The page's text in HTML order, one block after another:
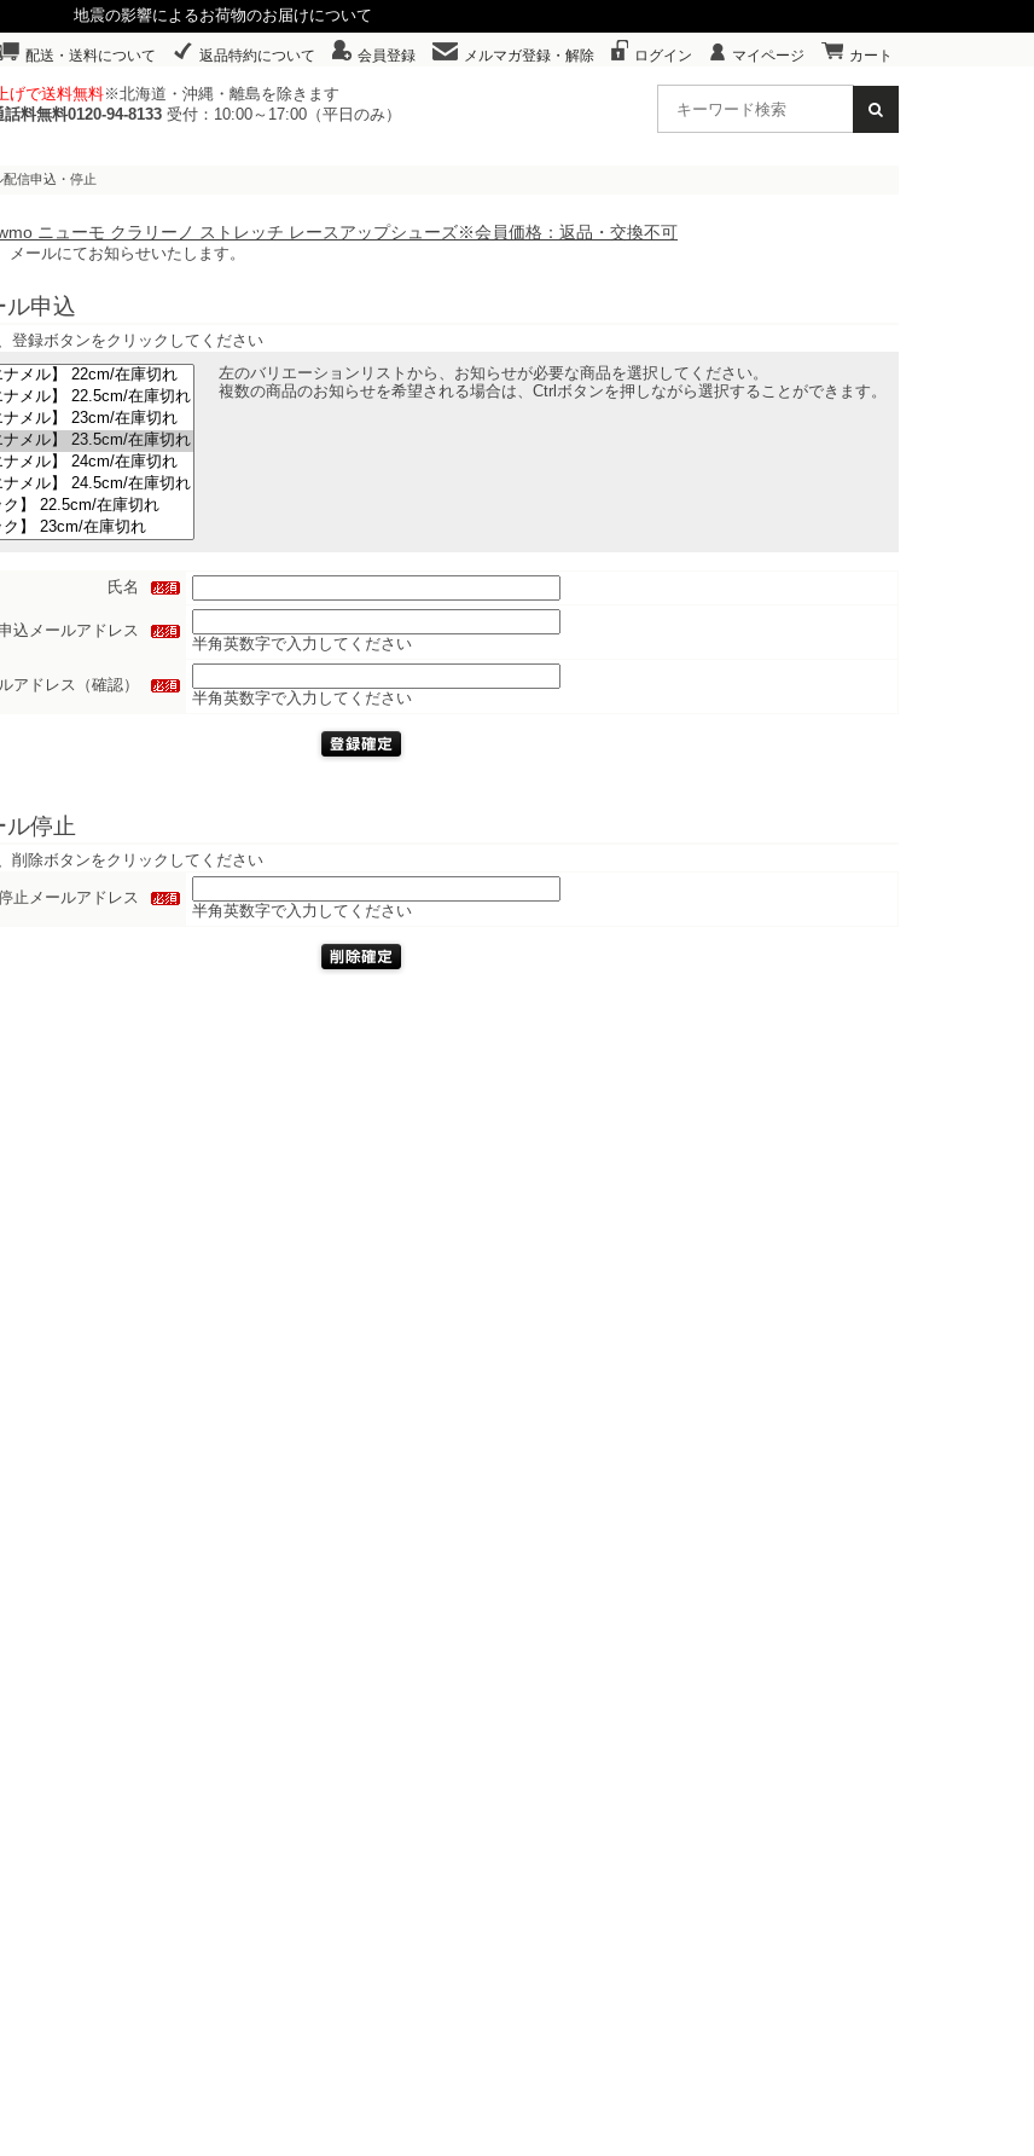
地震の影響によるお荷物のお届けについて
配送・送料について 返品特約について 会員登録 メルマガ登録・解除 ログイン マイページ カート
げで送料無料※北海道・沖縄・離島を除きます
話料無料0120-94-8133 受付：10:00～17:00（平日のみ）
信申込・停止
ニューモ クラリーノ ストレッチ レースアップシューズ※会員価格：返品・交換不可
メールにてお知らせいたします。
ル申込
登録ボタンをクリックしてください
左のバリエーションリストから、お知らせが必要な商品を選択してください。
複数の商品のお知らせを希望される場合は、Ctrlボタンを押しながら選択することができます。
氏名
込メールアドレス
半角英数字で入力してください
アドレス（確認）
半角英数字で入力してください
ル停止
削除ボタンをクリックしてください
止メールアドレス
半角英数字で入力してください